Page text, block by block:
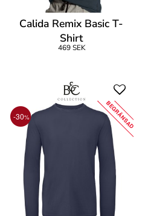
Calida Remix Basic T-
Shirt
469 SEK
-30% BEGRÄNSAD